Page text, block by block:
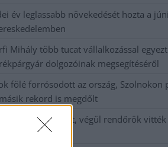
év leglassabb növekedését hozta a
Mihály több tucat vállalkozással
dolgozóinak megsegítéséről
fölé forrósodott az ország, Szolnokon
rekord is megdőlt
telefonhívást akart, végül rendőrök vitték
férfit